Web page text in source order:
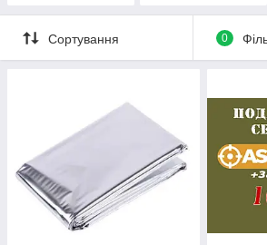
Сортування 0